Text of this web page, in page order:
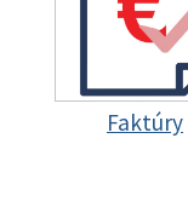
Faktúry